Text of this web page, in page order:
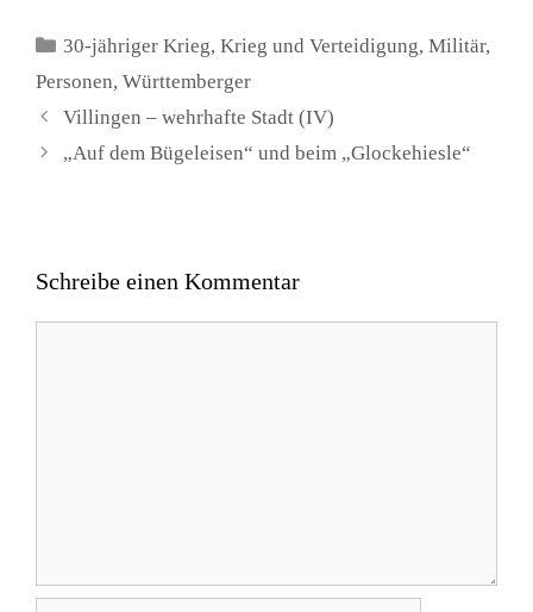
Kategorien
30-jähriger Krieg,Krieg und Verteidigung,Militär,
Personen, Württemberger
Villingen – wehrhafte Stadt (IV)
„Auf dem Bügeleisen“ und beim „Glockehiesle“
Schreibe einen Kommentar